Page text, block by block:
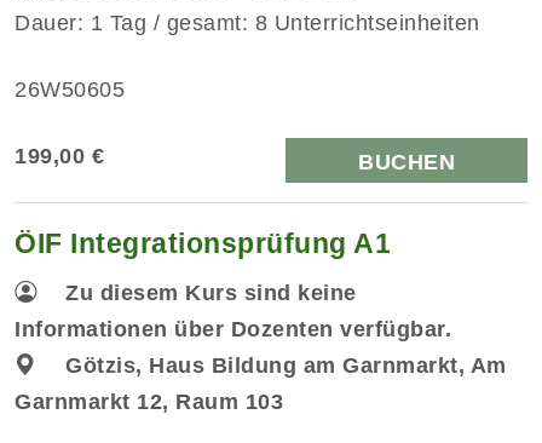
Dauer: 1 Tag / gesamt: 8 Unterrichtseinheiten
26W50605
199,00 € BUCHEN
ÖIF Integrationsprüfung A1
Zu diesem Kurs sind keine
Informationen über Dozenten verfügbar.
Götzis, Haus Bildung am Garnmarkt, Am
Garnmarkt 12, Raum 103